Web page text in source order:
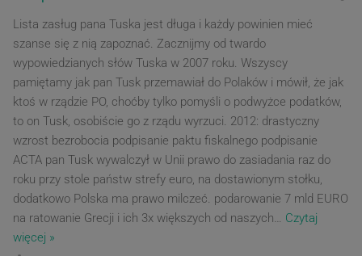
Lista zasług pana Tuska jest długa i każdy powinien mieć
szanse się z nią zapoznać. Zacznijmy od twardo
wypowiedzianych słów Tuska w 2007 roku. Wszyscy
pamiętamy jak pan Tusk przemawiał do Polaków i mówił, że jak
ktoś w rządzie PO, choćby tylko pomyśli o podwyżce podatków,
to on Tusk, osobiście go z rządu wyrzuci. 2012: drastyczny
wzrost bezrobocia podpisanie paktu fiskalnego podpisanie
ACTA pan Tusk wywalczył w Unii prawo do zasiadania raz do
roku przy stole państw strefy euro, na dostawionym stołku,
dodatkowo Polska ma prawo milczeć. podarowanie 7 mld EURO
na ratowanie Grecji i ich 3x większych od naszych… Czytaj
więcej »